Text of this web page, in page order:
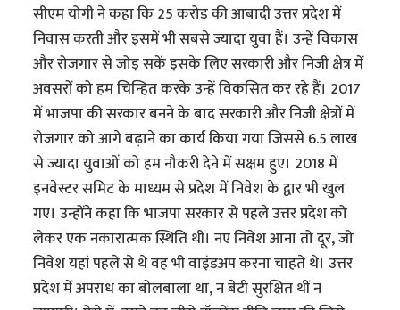
सीएम योगी ने कहा कि 25 करोड़ की आबादी उत्तर प्रदेश में
निवास करती और इसमें भी सबसे ज्यादा युवा हैं। उन्हें विकास
और रोजगार से जोड़ सकें इसके लिए सरकारी और निजी क्षेत्र में
अवसरों को हम चिन्हित करके उन्हें विकसित कर रहे हैं। 2017
में भाजपा की सरकार बनने के बाद सरकारी और निजी क्षेत्रों में
रोजगार को आगे बढ़ाने का कार्य किया गया जिससे 6.5 लाख
से ज्यादा युवाओं को हम नौकरी देने में सक्षम हुए। 2018 में
इनवेस्टर समिट के माध्यम से प्रदेश में निवेश के द्वार भी खुल
गए। उन्होंने कहा कि भाजपा सरकार से पहले उत्तर प्रदेश को
लेकर एक नकारात्मक स्थिति थी। नए निवेश आना तो दूर, जो
निवेश यहां पहले से थे वह भी वाइंडअप करना चाहते थे। उत्तर
प्रदेश में अपराध का बोलबाला था, न बेटी सुरक्षित थीं न